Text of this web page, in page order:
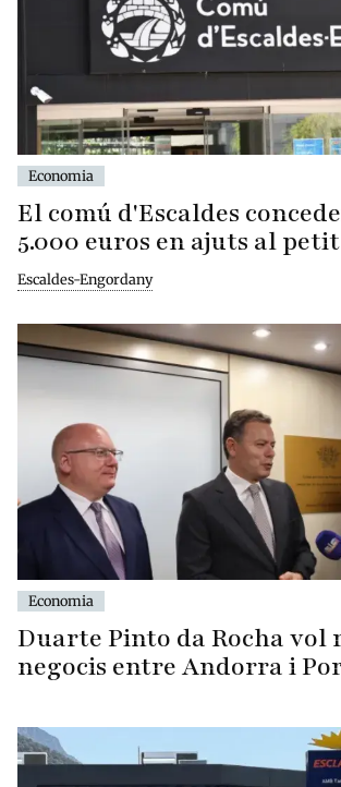
Economia
El comú d'Escaldes
5.000 euros en ajuts al
Escaldes-Engordany
Economia
Duarte Pinto da Rocha vol
negocis entre Andorra i